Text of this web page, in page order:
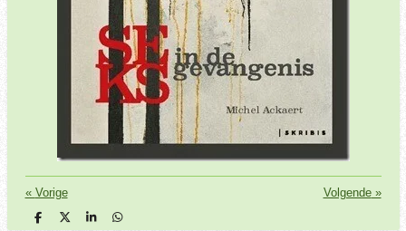
« Vorige Volgende»
D
D
S
D